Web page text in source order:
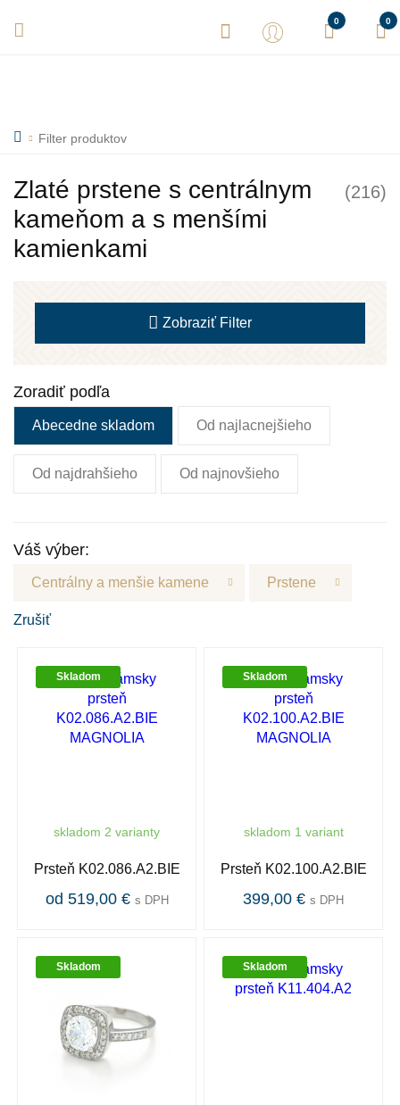
0 0
Filter produktov
Zlaté prstene s centrálnym
kameňom a s menšími
kamienkami
(216)
Zobraziť Filter
Zoradiť podľa
Abecedne skladom Od najlacnejšieho
Od najdrahšieho Od najnovšieho
Váš výber:
Centrálny a menšie kamene Prstene
Zrušiť
Skladom
skladom 2 varianty
Prsteň K02.086.A2.BIE
od 519,00 € s DPH
Skladom
skladom 1 variant
Prsteň K02.100.A2.BIE
399,00 € s DPH
Skladom Skladom